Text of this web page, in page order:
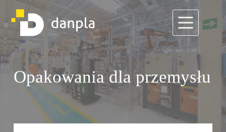
treści
Opakowania dla przemysłu